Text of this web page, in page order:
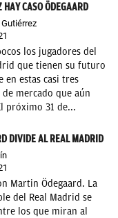
HAY CASO ÖDEGAARD
los jugadores del
que tienen su futuro
en estas casi tres
de mercado que aún
próximo 31 de...
DIVIDE AL REAL MADRID
Martin Ödegaard. La
del Real Madrid se
los que miran al